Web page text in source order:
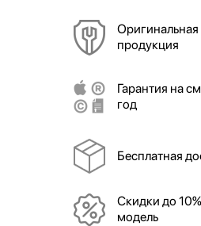
Оригинальная
продукция
Гарантия на
год
Бесплатная
Скидки до
модель